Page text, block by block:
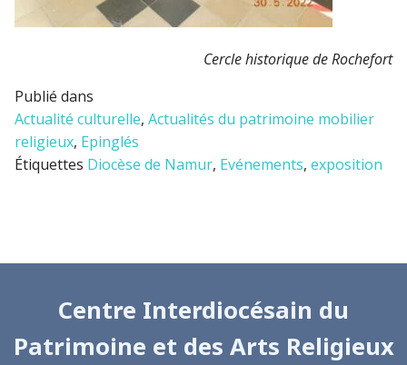
Cercle historique de Rochefort
Publié dans
Actualité culturelle, Actualités du patrimoine mobilier
religieux, Epinglés
Étiquettes Diocèse de Namur, Evénements, exposition
Centre Interdiocésain du
Patrimoine et des Arts Religieux